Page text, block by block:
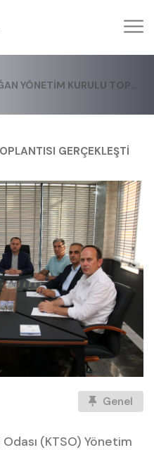
KURULU TOPLANTISI GERÇEKLEŞTİ
GERÇEKLEŞTİ
Genel
(KTSO) Yönetim